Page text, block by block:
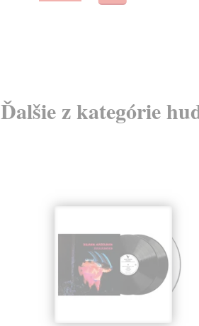
Ďalšie z kategórie